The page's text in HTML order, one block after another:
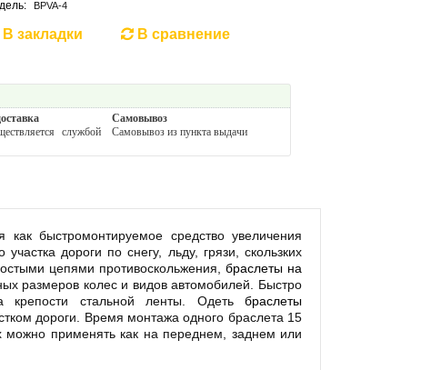
BPVA-4
В закладки В сравнение
службой
Самовывоз
Самовывоз из пункта выдачи
как быстромонтируемое средство увеличения
дороги по снегу, льду, грязи, скользких
цепями противоскольжения, браслеты на
размеров колес и видов автомобилей. Быстро
крепости стальной ленты. Одеть браслеты
дороги. Время монтажа одного браслета 15
можно применять как на переднем, заднем или